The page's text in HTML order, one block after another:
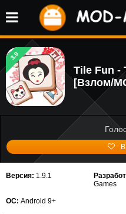
3.9
Tile Fun -
[Взлом/
Версия: 1.9.1
Games
ОС: Android 9+